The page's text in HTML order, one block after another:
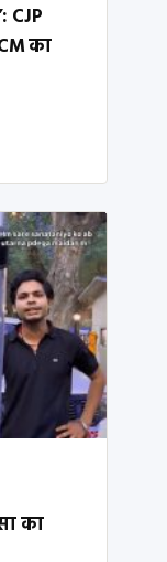
CJP
का
का